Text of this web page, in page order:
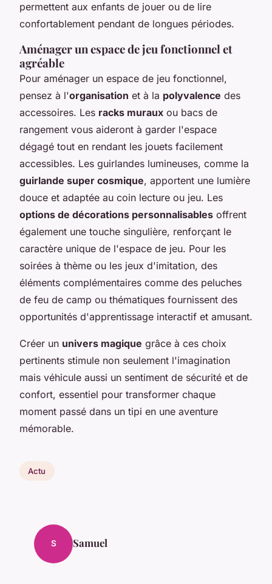
permettent aux enfants de jouer ou de lire
confortablement pendant de longues périodes.
Aménager un espace de jeu fonctionnel et
agréable
Pour aménager un espace de jeu fonctionnel,
pensez à l'organisation et à la polyvalence des
accessoires. Les racks muraux ou bacs de
rangement vous aideront à garder l'espace
dégagé tout en rendant les jouets facilement
accessibles. Les guirlandes lumineuses, comme la
guirlande super cosmique, apportent une lumière
douce et adaptée au coin lecture ou jeu. Les
options de décorations personnalisables offrent
également une touche singulière, renforçant le
caractère unique de l'espace de jeu. Pour les
soirées à thème ou les jeux d'imitation, des
éléments complémentaires comme des peluches
de feu de camp ou thématiques fournissent des
opportunités d'apprentissage interactif et amusant.
Créer un univers magique grâce à ces choix
pertinents stimule non seulement l'imagination
mais véhicule aussi un sentiment de sécurité et de
confort, essentiel pour transformer chaque
moment passé dans un tipi en une aventure
mémorable.
Actu
S Samuel